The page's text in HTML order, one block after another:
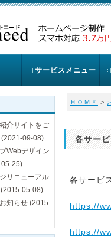
サービスメニュー
ＨＯＭＥ >
各サー
各サービ
https://
https://
介サイトをご
(2021-09-08)
Webデザイン
05-25)
リニューアル
05-08)
知らせ (2015-